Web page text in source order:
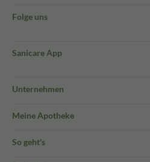
Folge uns
Sanicare App
Unternehmen
Meine Apotheke
So geht's